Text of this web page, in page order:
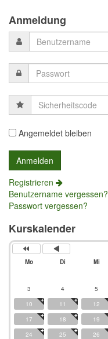
Anmeldung
Sicherheitscode
Angemeldet bleiben
Registrieren
Benutzername vergessen?
Passwort vergessen?
Kurskalender
Mo Di Mi
3
4 5
10
11 12
17
18 19
24
25 26